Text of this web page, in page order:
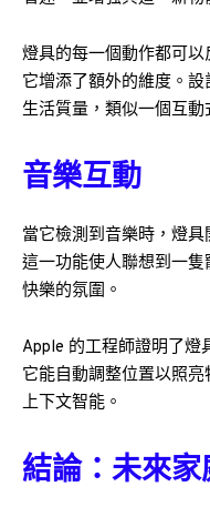
燈具的每一個動作都可
它增添了額外的維度。
生活質量，類似一個互動
音樂互動
當它檢測到音樂時，燈
這一功能使人聯想到一
快樂的氛圍。
Apple 的工程師證明了燈
它能自動調整位置以照
上下文智能。
結論：未來